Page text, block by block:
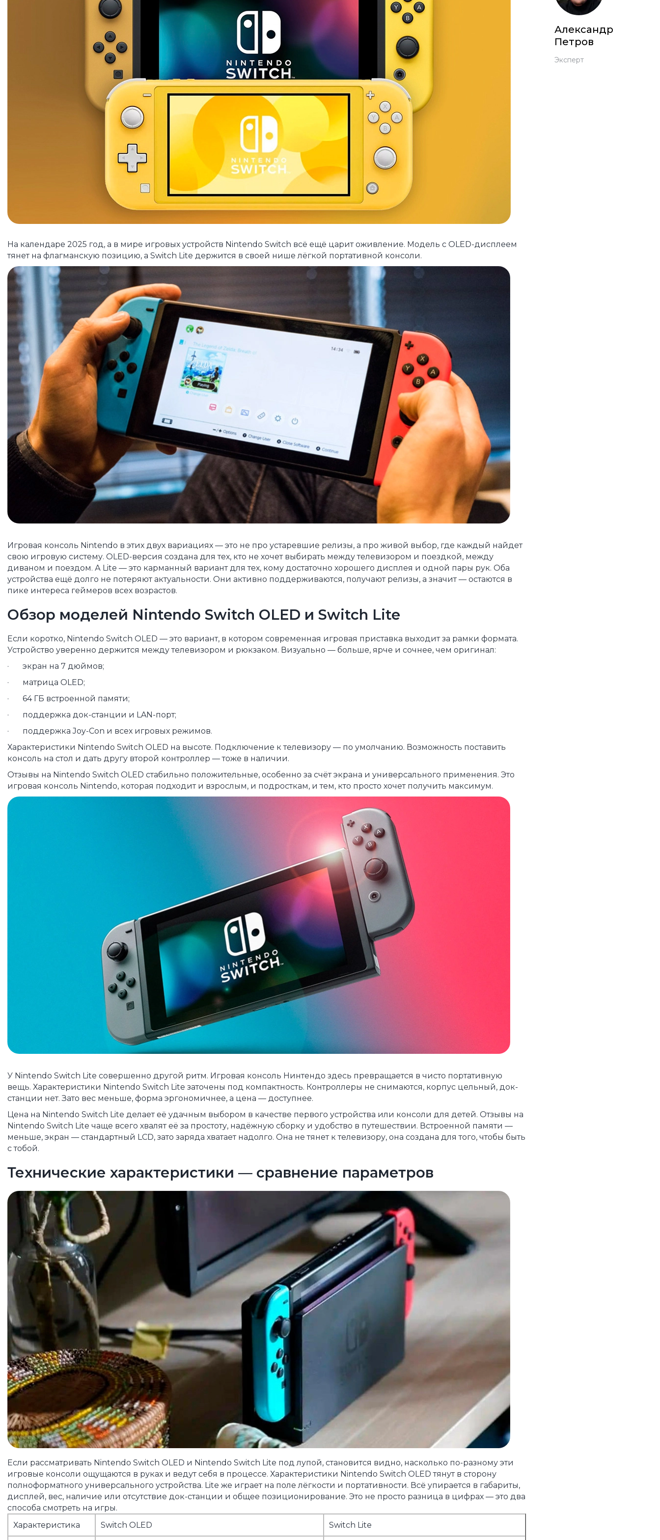
iPhone 13
iPhone 12
Series S
Pixel 9
Pixel 8
Pixel 7
Pixel 6
Poco
F Series
M Series
X Series
Xiaomi Honor
Honor 400
Nothing Redmi Аксессуары
Чехлы
Внешние аккумуляторы
Кабели
На календаре 2025 год, а в мире игровых устройств Nintendo Switch всё ещё царит оживление. Модель с OLED-дисплеем
тянет на флагманскую позицию, а Switch Lite держится в своей нише лёгкой портативной консоли.
Игровая консоль Nintendo в этих двух вариациях — это не про устаревшие релизы, а про живой выбор, где каждый найдет
свою игровую систему. OLED-версия создана для тех, кто не хочет выбирать между телевизором и поездкой, между
диваном и поездом. А Lite — это карманный вариант для тех, кому достаточно хорошего дисплея и одной пары рук. Оба
устройства ещё долго не потеряют актуальности. Они активно поддерживаются, получают релизы, а значит — остаются в
пике интереса геймеров всех возрастов.
Обзор моделей Nintendo Switch OLED и Switch Lite
Если коротко, Nintendo Switch OLED — это вариант, в котором современная игровая приставка выходит за рамки формата.
Устройство уверенно держится между телевизором и рюкзаком. Визуально — больше, ярче и сочнее, чем оригинал:
· экран на 7 дюймов;
· матрица OLED;
· 64 ГБ встроенной памяти;
· поддержка док-станции и LAN-порт;
· поддержка Joy-Con и всех игровых режимов.
Характеристики Nintendo Switch OLED на высоте. Подключение к телевизору — по умолчанию. Возможность поставить
консоль на стол и дать другу второй контроллер — тоже в наличии.
Отзывы на Nintendo Switch OLED стабильно положительные, особенно за счёт экрана и универсального применения. Это
игровая консоль Nintendo, которая подходит и взрослым, и подросткам, и тем, кто просто хочет получить максимум.
У Nintendo Switch Lite совершенно другой ритм. Игровая консоль Нинтендо здесь превращается в чисто портативную
вещь. Характеристики Nintendo Switch Lite заточены под компактность. Контроллеры не снимаются, корпус цельный, док-
станции нет. Зато вес меньше, форма эргономичнее, а цена — доступнее.
Цена на Nintendo Switch Lite делает её удачным выбором в качестве первого устройства или консоли для детей. Отзывы на
Nintendo Switch Lite чаще всего хвалят её за простоту, надёжную сборку и удобство в путешествии. Встроенной памяти —
меньше, экран — стандартный LCD, зато заряда хватает надолго. Она не тянет к телевизору, она создана для того, чтобы быть
с тобой.
Технические характеристики — сравнение параметров
Если рассматривать Nintendo Switch OLED и Nintendo Switch Lite под лупой, становится видно, насколько по-разному эти
игровые консоли ощущаются в руках и ведут себя в процессе. Характеристики Nintendo Switch OLED тянут в сторону
полноформатного универсального устройства. Lite же играет на поле лёгкости и портативности. Всё упирается в габариты,
дисплей, вес, наличие или отсутствие док-станции и общее позиционирование. Это не просто разница в цифрах — это два
способа смотреть на игры.
Характеристика
Switch OLED Switch Lite
Александр
Петров
Эксперт